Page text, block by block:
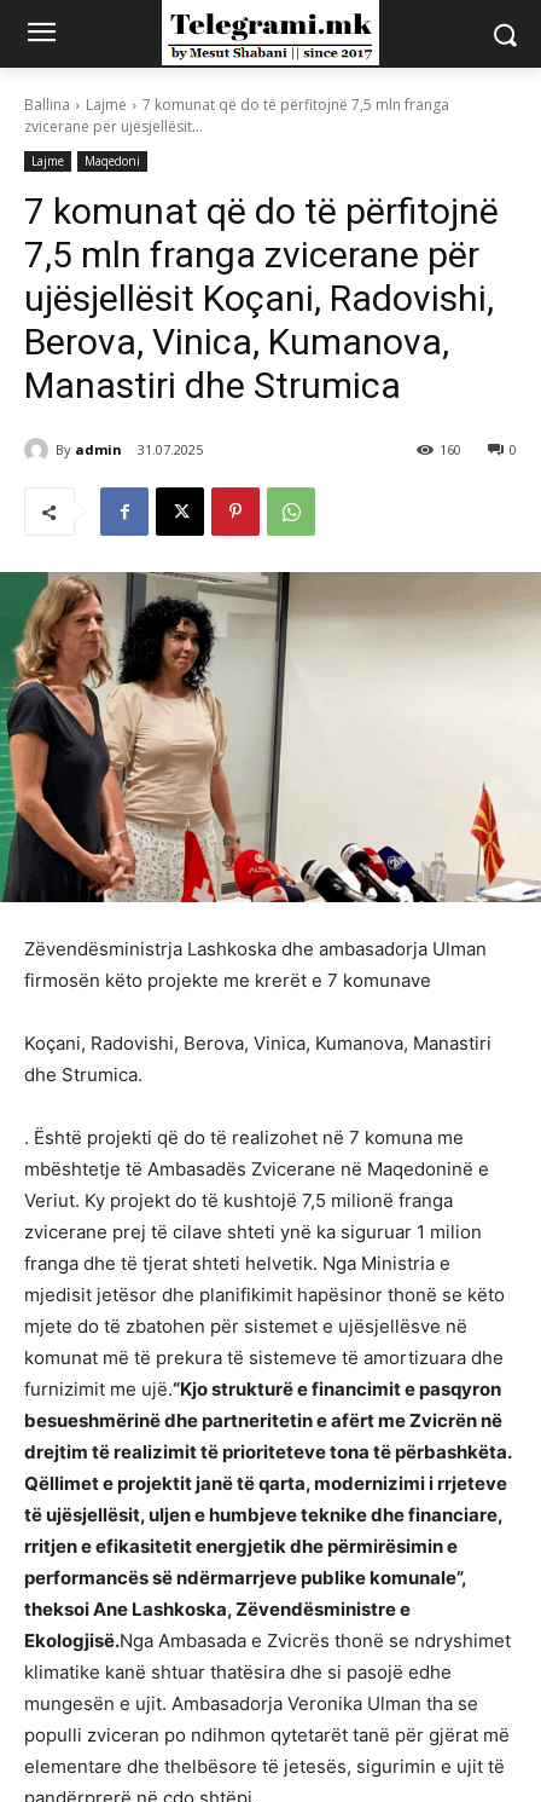
Ballina Lajme
7 komunat që do të përfitojnë 7,5 mln franga
zvicerane për ujësjellësit...
Lajme Maqedoni
7 komunat që do të përfitojnë
7,5 mln franga zvicerane për
ujësjellësit Koçani, Radovishi,
Berova, Vinica, Kumanova,
Manastiri dhe Strumica
By admin 31.07.2025 0
160
Zëvendësministrja Lashkoska dhe ambasadorja Ulman
firmosën këto projekte me krerët e 7 komunave
Koçani, Radovishi, Berova, Vinica, Kumanova, Manastiri
dhe Strumica.
. Është projekti që do të realizohet në 7 komuna me
mbështetje të Ambasadës Zvicerane në Maqedoninë e
Veriut. Ky projekt do të kushtojë 7,5 milionë franga
zvicerane prej të cilave shteti ynë ka siguruar 1 milion
franga dhe të tjerat shteti helvetik. Nga Ministria e
mjedisit jetësor dhe planifikimit hapësinor thonë se këto
mjete do të zbatohen për sistemet e ujësjellësve në
komunat më të prekura të sistemeve të amortizuara dhe
furnizimit me ujë.“Kjo strukturë e financimit e pasqyron
besueshmërinë dhe partneritetin e afërt me Zvicrën në
drejtim të realizimit të prioriteteve tona të përbashkëta.
Qëllimet e projektit janë të qarta, modernizimi i rrjeteve
të ujësjellësit, uljen e humbjeve teknike dhe financiare,
rritjen e efikasitetit energjetik dhe përmirësimin e
performancës së ndërmarrjeve publike komunale”,
theksoi Ane Lashkoska, Zëvendësministre e
Ekologjisë.Nga Ambasada e Zvicrës thonë se ndryshimet
klimatike kanë shtuar thatësira dhe si pasojë edhe
mungesën e ujit. Ambasadorja Veronika Ulman tha se
populli zviceran po ndihmon qytetarët tanë për gjërat më
elementare dhe thelbësore të jetesës, sigurimin e ujit të